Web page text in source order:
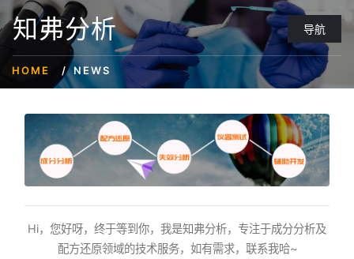
知弗分析 导航
HOME NEWS
Hi，您好呀，终于等到你，我是知弗分析，专注于成分分析及
配方还原领域的技术服务，如有需求，联系我哈~